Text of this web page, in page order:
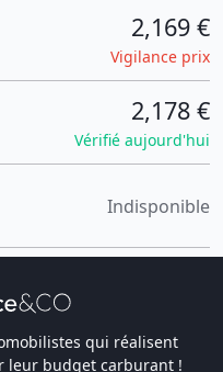
2,169 €
Vigilance prix
2,178 €
Vérifié aujourd'hui
Indisponible
qui réalisent
leur budget carburant !